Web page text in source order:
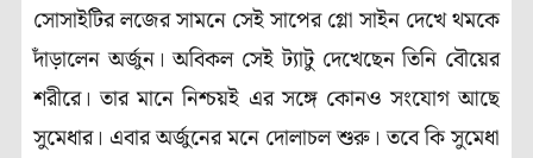
সোসাইটির লজের সামনে সেই সাপের গ্লো সাইন দেখে থমকে
দাঁড়ালেন অর্জুন। অবিকল সেই ট্যাটু দেখেছেন তিনি বৌয়ের
শরীরে। তার মানে নিশ্চয়ই এর সঙ্গে কোনও সংযোগ আছে
সুমেধার। এবার অর্জুনের মনে দোলাচল শুরু। তবে কি সুমেধা